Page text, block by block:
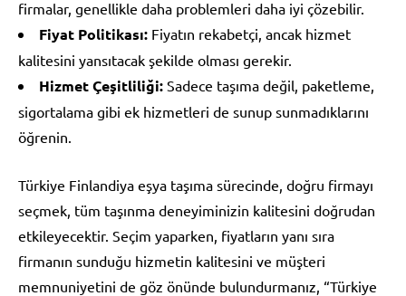
firmalar, genellikle daha problemleri daha iyi çözebilir.
Fiyat Politikası: Fiyatın rekabetçi, ancak hizmet
kalitesini yansıtacak şekilde olması gerekir.
Hizmet Çeşitliliği: Sadece taşıma değil, paketleme,
sigortalama gibi ek hizmetleri de sunup sunmadıklarını
öğrenin.
Türkiye Finlandiya eşya taşıma sürecinde, doğru firmayı
seçmek, tüm taşınma deneyiminizin kalitesini doğrudan
etkileyecektir. Seçim yaparken, fiyatların yanı sıra
firmanın sunduğu hizmetin kalitesini ve müşteri
memnuniyetini de göz önünde bulundurmanız, “Türkiye